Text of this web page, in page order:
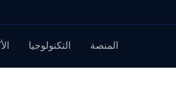
المنصة التكنولوجيا